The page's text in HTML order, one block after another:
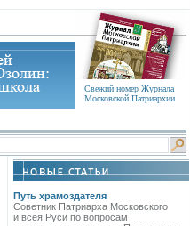
Свежий номер Журнала
Московской Патриархии
Путь храмоздателя
Советник Патриарха Московского
и всея Руси по вопросам